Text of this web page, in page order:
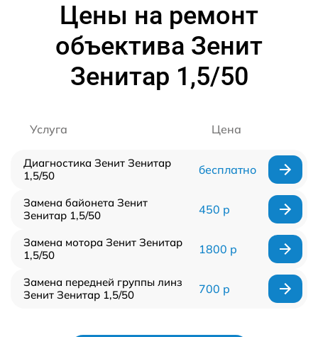
Цены на ремонт
объектива Зенит
Зенитар 1,5/50
Услуга Цена
Диагностика Зенит Зенитар
1,5/50
бесплатно
Замена байонета Зенит
Зенитар 1,5/50
450 р
Замена мотора Зенит Зенитар
1,5/50
1800 р
Замена передней группы линз
Зенит Зенитар 1,5/50
700 р